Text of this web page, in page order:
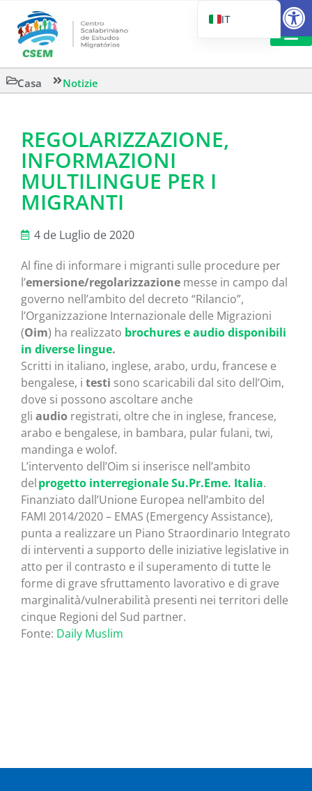
Casa Notizie
REGOLARIZZAZIONE,
INFORMAZIONI
MULTILINGUE PER I
MIGRANTI
4 de Luglio de 2020
Al fine di informare i migranti sulle procedure per
l’emersione/regolarizzazione messe in campo dal
governo nell’ambito del decreto “Rilancio”,
l’Organizzazione Internazionale delle Migrazioni
(Oim) ha realizzato brochures e audio disponibili
in diverse lingue.
Scritti in italiano, inglese, arabo, urdu, francese e
bengalese, i testi sono scaricabili dal sito dell’Oim,
dove si possono ascoltare anche
gli audio registrati, oltre che in inglese, francese,
arabo e bengalese, in bambara, pular fulani, twi,
mandinga e wolof.
L’intervento dell’Oim si inserisce nell’ambito
delprogetto interregionale Su.Pr.Eme. Italia.
Finanziato dall’Unione Europea nell’ambito del
FAMI 2014/2020 – EMAS (Emergency Assistance),
punta a realizzare un Piano Straordinario Integrato
di interventi a supporto delle iniziative legislative in
atto per il contrasto e il superamento di tutte le
forme di grave sfruttamento lavorativo e di grave
marginalità/vulnerabilità presenti nei territori delle
cinque Regioni del Sud partner.
Fonte: Daily Muslim
IT
EN